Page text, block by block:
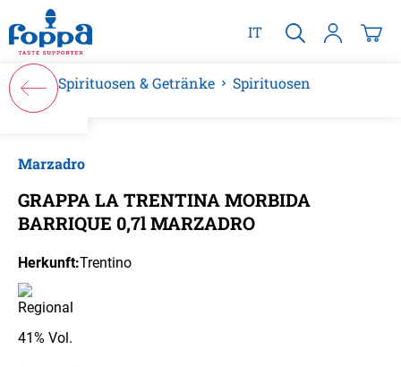
springen
IT
Spirituosen & Getränke Spirituosen
Marzadro
GRAPPA LA TRENTINA MORBIDA
BARRIQUE 0,7l MARZADRO
Herkunft:Trentino
41% Vol.